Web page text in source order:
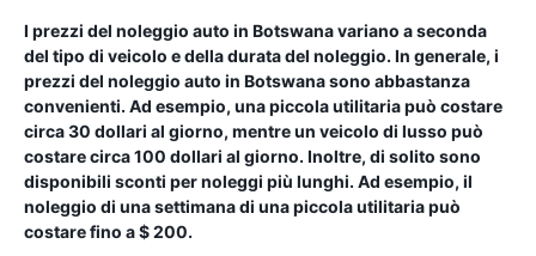
I prezzi del noleggio auto in Botswana variano a seconda
del tipo di veicolo e della durata del noleggio. In generale, i
prezzi del noleggio auto in Botswana sono abbastanza
convenienti. Ad esempio, una piccola utilitaria può costare
circa 30 dollari al giorno, mentre un veicolo di lusso può
costare circa 100 dollari al giorno. Inoltre, di solito sono
disponibili sconti per noleggi più lunghi. Ad esempio, il
noleggio di una settimana di una piccola utilitaria può
costare fino a $ 200.